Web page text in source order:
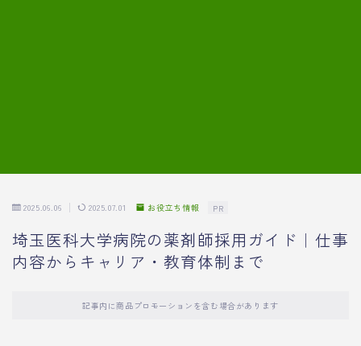
2025.06.06 2025.07.01 お役立ち情報 PR
埼玉医科大学病院の薬剤師採用ガイド｜仕事
内容からキャリア・教育体制まで
記事内に商品プロモーションを含む場合があります